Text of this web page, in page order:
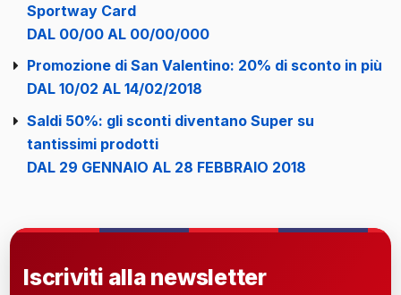
Sportway Card
DAL 00/00 AL 00/00/000
Promozione di San Valentino: 20% di sconto in più
DAL 10/02 AL 14/02/2018
Saldi 50%: gli sconti diventano Super su
tantissimi prodotti
DAL 29 GENNAIO AL 28 FEBBRAIO 2018
Iscriviti alla newsletter